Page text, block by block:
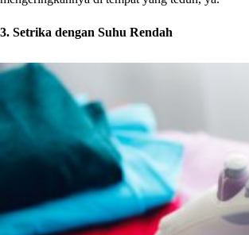
3. Setrika dengan Suhu Rendah